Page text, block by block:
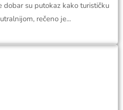
dobar su putokaz kako turističku
rečeno je...